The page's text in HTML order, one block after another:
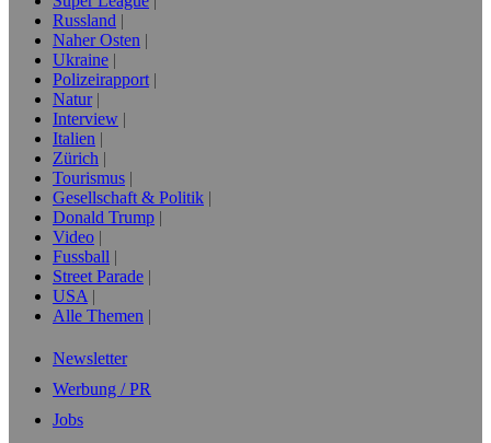
Russland
Naher Osten
Ukraine
Polizeirapport
Natur
Interview
Italien
Zürich
Tourismus
Gesellschaft & Politik
Donald Trump
Video
Fussball
Street Parade
USA
Alle Themen
Newsletter
Werbung / PR
Jobs